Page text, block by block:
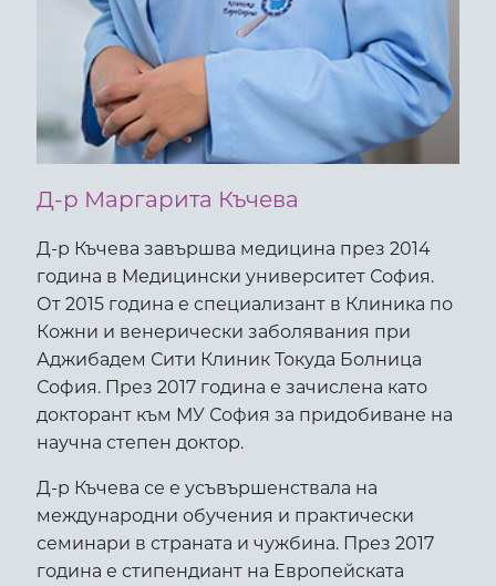
Д-р Маргарита Къчева
Д-р Къчева завършва медицина през 2014
година в Медицински университет София.
От 2015 година е специализант в Клиника по
Кожни и венерически заболявания при
Аджибадем Сити Клиник Токуда Болница
София. През 2017 година е зачислена като
докторант към МУ София за придобиване на
научна степен доктор.
Д-р Къчева се е усъвършенствала на
международни обучения и практически
семинари в страната и чужбина. През 2017
година е стипендиант на Европейската